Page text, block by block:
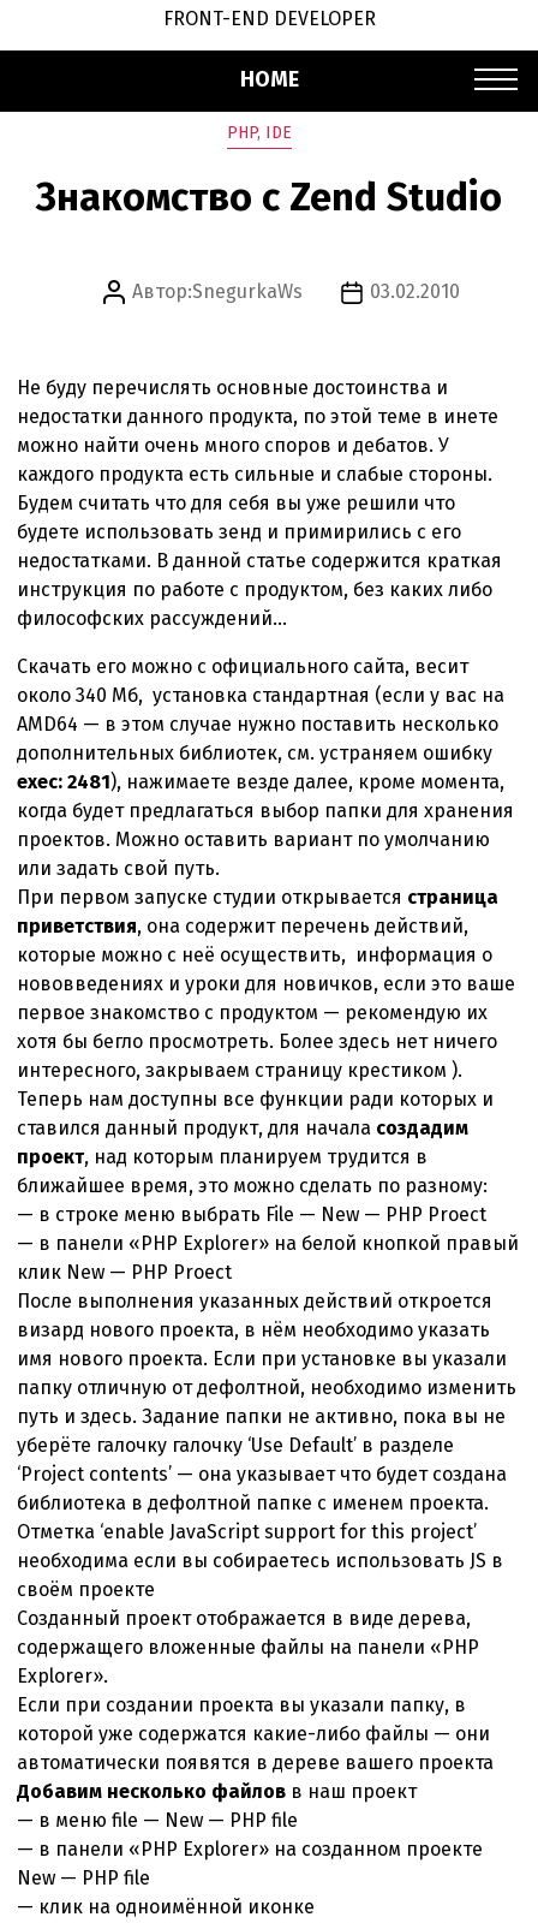
FRONT-END DEVELOPER
HOME
Рубрики
PHP, IDE
Знакомство с Zend Studio
Автор
Автор:SnegurkaWs
Дата
03.02.2010
Не буду перечислять основные достоинства и
недостатки данного продукта, по этой теме в инете
можно найти очень много споров и дебатов. У
каждого продукта есть сильные и слабые стороны.
Будем считать что для себя вы уже решили что
будете использовать зенд и примирились с его
недостатками. В данной статье содержится краткая
инструкция по работе с продуктом, без каких либо
философских рассуждений…
Скачать его можно с официального сайта, весит
около 340 Мб, установка стандартная (если у вас на
AMD64 — в этом случае нужно поставить несколько
дополнительных библиотек, см. устраняем ошибку
exec: 2481), нажимаете везде далее, кроме момента,
когда будет предлагаться выбор папки для хранения
проектов. Можно оставить вариант по умолчанию
или задать свой путь.
При первом запуске студии открывается страница
приветствия, она содержит перечень действий,
которые можно с неё осуществить, информация о
нововведениях и уроки для новичков, если это ваше
первое знакомство с продуктом — рекомендую их
хотя бы бегло просмотреть. Более здесь нет ничего
интересного, закрываем страницу крестиком ).
Теперь нам доступны все функции ради которых и
ставился данный продукт, для начала создадим
проект, над которым планируем трудится в
ближайшее время, это можно сделать по разному:
— в строке меню выбрать File — New — PHP Proect
— в панели «PHP Explorer» на белой кнопкой правый
клик New — PHP Proect
После выполнения указанных действий откроется
визард нового проекта, в нём необходимо указать
имя нового проекта. Если при установке вы указали
папку отличную от дефолтной, необходимо изменить
путь и здесь. Задание папки не активно, пока вы не
уберёте галочку галочку ‘Use Default’ в разделе
‘Project contents’ — она указывает что будет создана
библиотека в дефолтной папке с именем проекта.
Отметка ‘enable JavaScript support for this project’
необходима если вы собираетесь использовать JS в
своём проекте
Созданный проект отображается в виде дерева,
содержащего вложенные файлы на панели «PHP
Explorer».
Если при создании проекта вы указали папку, в
которой уже содержатся какие-либо файлы — они
автоматически появятся в дереве вашего проекта
Добавим несколько файлов в наш проект
— в меню file — New — PHP file
— в панели «PHP Explorer» на созданном проекте
New — PHP file
— клик на одноимённой иконке